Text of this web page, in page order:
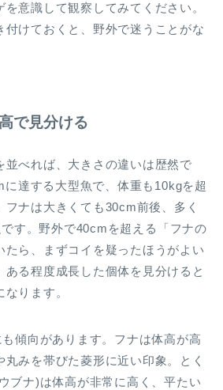
意識して観察してみてください。
付けておくと、野外で迷うことがな
で見分ける
並べれば、大きさの違いは歴然で
達する大型魚で、体重も10kgを超
フナは大きくても30cm前後、多く
す。野外で40cmを超える「フナの
たら、まずコイを疑ったほうがよい
ある程度成長した個体を見分けると
ります。
傾向があります。フナは体高が高
丸みを帯びた菱形に近い印象。とく
ブナ)は体高が非常に高く、平たい